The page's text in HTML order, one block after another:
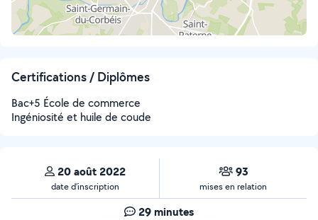
Certifications / Diplômes
Bac+5 École de commerce
Ingéniosité et huile de coude
20 août 2022
date d’inscription
93
mises en relation
29 minutes